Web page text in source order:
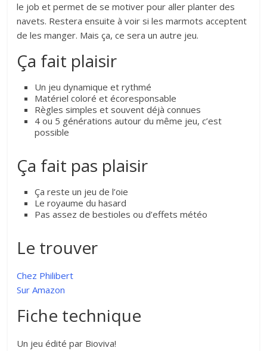
le job et permet de se motiver pour aller planter des
navets. Restera ensuite à voir si les marmots acceptent
de les manger. Mais ça, ce sera un autre jeu.
Ça fait plaisir
Un jeu dynamique et rythmé
Matériel coloré et écoresponsable
Règles simples et souvent déjà connues
4 ou 5 générations autour du même jeu, c’est
possible
Ça fait pas plaisir
Ça reste un jeu de l’oie
Le royaume du hasard
Pas assez de bestioles ou d’effets météo
Le trouver
Chez Philibert
Sur Amazon
Fiche technique
Un jeu édité par Bioviva!